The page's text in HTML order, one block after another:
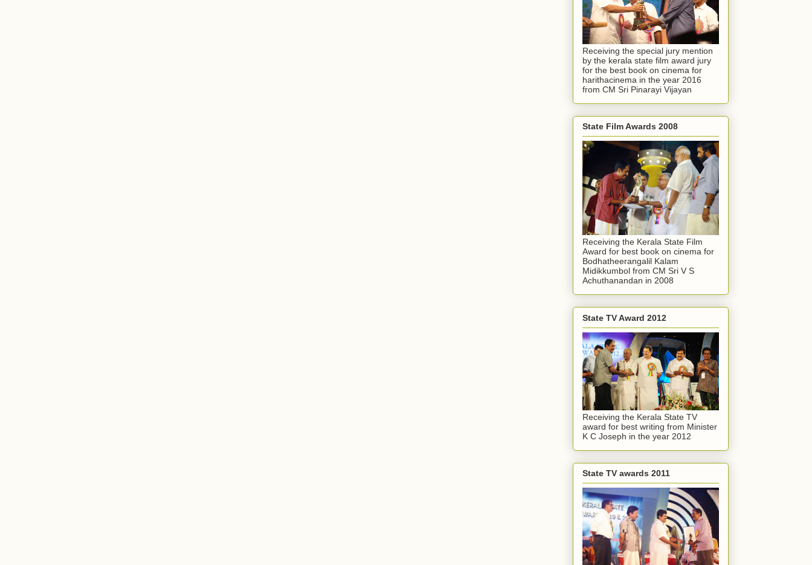
Receiving the special jury mention
by the kerala state film award jury
for the best book on cinema for
harithacinema in the year 2016
from CM Sri Pinarayi Vijayan
State Film Awards 2008
Receiving the Kerala State Film
Award for best book on cinema for
Bodhatheerangalil Kalam
Midikkumbol from CM Sri V S
Achuthanandan in 2008
State TV Award 2012
Receiving the Kerala State TV
award for best writing from Minister
K C Joseph in the year 2012
State TV awards 2011